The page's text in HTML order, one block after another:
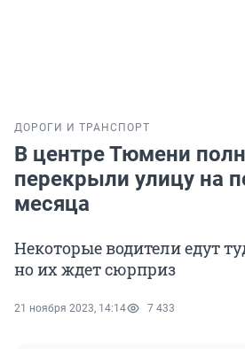
ДОРОГИ И ТРАНСПОРТ
В центре Тюмени
перекрыли улицу на
месяца
Некоторые водители едут
но их ждет сюрприз
21 ноября 2023, 14:14 7 433